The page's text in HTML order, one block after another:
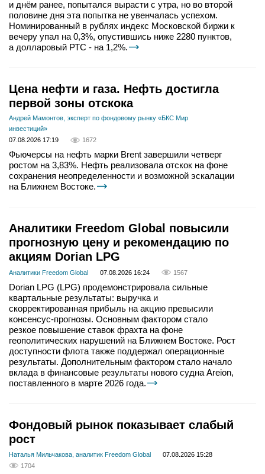
и днём ранее, попытался вырасти с утра, но во второй
половине дня эта попытка не увенчалась успехом.
Номинированный в рублях индекс Московской биржи к
вечеру упал на 0,3%, опустившись ниже 2280 пунктов,
а долларовый РТС - на 1,2%.
Цена нефти и газа. Нефть достигла
первой зоны отскока
Андрей Мамонтов, эксперт по фондовому рынку «БКС Мир
инвестиций»
07.08.2026 17:19
1672
Фьючерсы на нефть марки Brent завершили четверг
ростом на 3,83%. Нефть реализовала отскок на фоне
сохранения неопределенности и возможной эскалации
на Ближнем Востоке.
Аналитики Freedom Global повысили
прогнозную цену и рекомендацию по
акциям Dorian LPG
Аналитики Freedom Global 07.08.2026 16:24 1567
Dorian LPG (LPG) продемонстрировала сильные
квартальные результаты: выручка и
скорректированная прибыль на акцию превысили
консенсус-прогнозы. Основным фактором стало
резкое повышение ставок фрахта на фоне
геополитических нарушений на Ближнем Востоке. Рост
доступности флота также поддержал операционные
результаты. Дополнительным фактором стало начало
вклада в финансовые результаты нового судна Areion,
поставленного в марте 2026 года.
Фондовый рынок показывает слабый
рост
Наталья Мильчакова, аналитик Freedom Global
07.08.2026 15:28
1704